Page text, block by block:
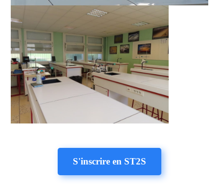
S'inscrire en ST2S